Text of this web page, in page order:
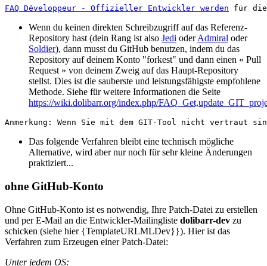
FAQ Développeur - Offizieller Entwickler werden
Wenn du keinen direkten Schreibzugriff auf das Referenz-
Repository hast (dein Rang ist also Jedi oderAdmiral oder
Soldier), dann musst du GitHub benutzen, indem du das
Repository auf deinem Konto "forkest" und dann einen « Pull
Request » von deinem Zweig auf das Haupt-Repository
stellst. Dies ist die sauberste und leistungsfähigste empfohlene
Methode. Siehe für weitere Informationen die Seite
https://wiki.dolibarr.org/index.php/
Das folgende Verfahren bleibt eine technisch mögliche
Alternative, wird aber nur noch für sehr kleine Änderungen
praktiziert...
ohne GitHub-Konto
Ohne GitHub-Konto ist es notwendig, Ihre Patch-Datei zu erstellen
und per E-Mail an die Entwickler-Mailingliste dolibarr-dev zu
schicken (siehe hier {TemplateURLMLDev}}). Hier ist das
Verfahren zum Erzeugen einer Patch-Datei:
Unter jedem OS: